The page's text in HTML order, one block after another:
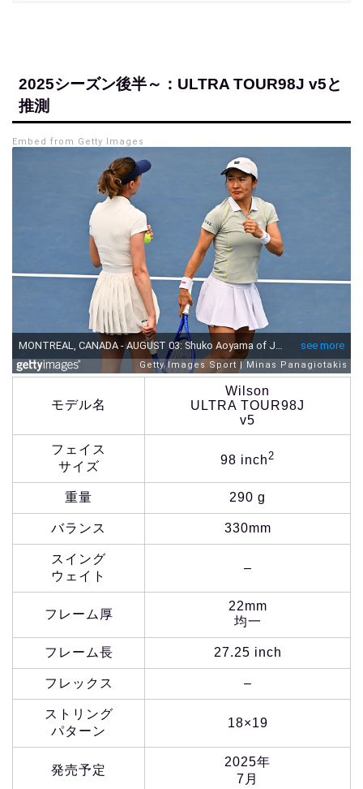
2025シーズン後半～：ULTRA TOUR98J v5と
推測
Embed from Getty Images
モデル名
Wilson
ULTRA TOUR98J
v5
フェイス
サイズ
98 inch 2
重量 290 g
バランス 330mm
スイング
ウェイト
–
フレーム厚
22mm
均一
フレーム長 27.25 inch
フレックス –
ストリング
パターン
18×19
発売予定
2025年
7月